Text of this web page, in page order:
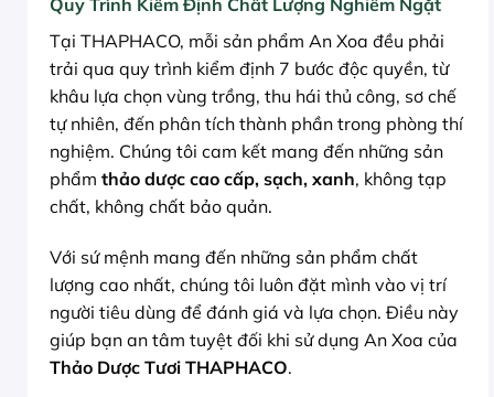
Quy Trình Kiểm Định Chất Lượng Nghiêm Ngặt
Tại THAPHACO, mỗi sản phẩm An Xoa đều phải
trải qua quy trình kiểm định 7 bước độc quyền, từ
khâu lựa chọn vùng trồng, thu hái thủ công, sơ chế
tự nhiên, đến phân tích thành phần trong phòng thí
nghiệm. Chúng tôi cam kết mang đến những sản
phẩm thảo dược cao cấp, sạch, xanh, không tạp
chất, không chất bảo quản.
Với sứ mệnh mang đến những sản phẩm chất
lượng cao nhất, chúng tôi luôn đặt mình vào vị trí
người tiêu dùng để đánh giá và lựa chọn. Điều này
giúp bạn an tâm tuyệt đối khi sử dụng An Xoa của
Thảo Dược Tươi THAPHACO.